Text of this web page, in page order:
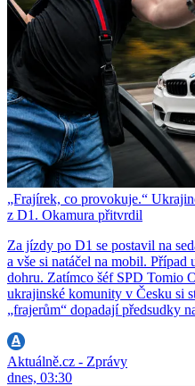
„Frajírek, co provokuje.“
z D1. Okamura přitvrdil
Za jízdy po D1 se postavil na
a vše si natáčel na mobil.
dohru. Zatímco šéf SPD Tomio
ukrajinské komunity v Česku si
„frajerům“ dopadají předsudky
Aktuálně.cz - Zprávy
dnes, 03:30